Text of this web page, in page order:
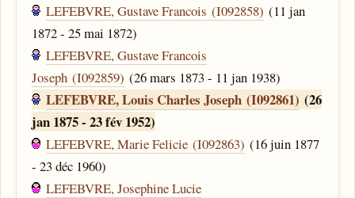
LEFEBVRE, Gustave Francois (I092858) (11 jan
1872 - 25 mai 1872)
LEFEBVRE, Gustave Francois
Joseph (I092859) (26 mars 1873 - 11 jan 1938)
LEFEBVRE, Louis Charles Joseph (I092861) (26
jan 1875 - 23 fév 1952)
LEFEBVRE, Marie Felicie (I092863) (16 juin 1877
- 23 déc 1960)
LEFEBVRE, Josephine Lucie